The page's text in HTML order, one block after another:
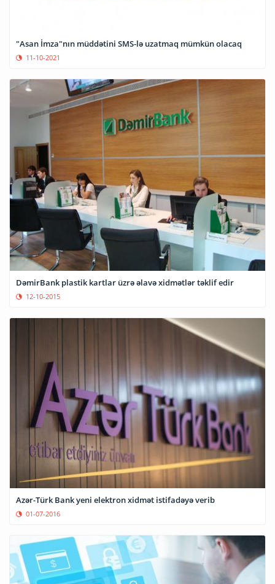
"Asan İmza"nın müddətini SMS-lə uzatmaq mümkün olacaq
11-10-2021
DəmirBank plastik kartlar üzrə əlavə xidmətlər təklif edir
12-10-2015
Azər-Türk Bank yeni elektron xidmət istifadəyə verib
01-07-2016